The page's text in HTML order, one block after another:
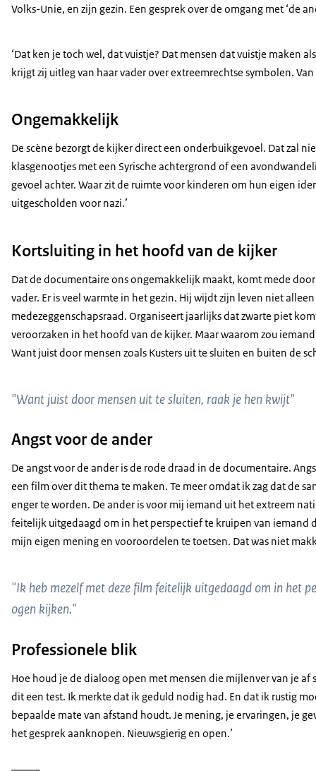
Volks-Unie, en zijn gezin. Een gesprek over de omgang met ‘de
‘Dat ken je toch wel, dat vuistje? Dat mensen dat vuistje maken
krijgt zij uitleg van haar vader over extreemrechtse symbolen.
Ongemakkelijk
De scène bezorgt de kijker direct een onderbuikgevoel. Dat zal
klasgenootjes met een Syrische achtergrond of een
gevoel achter. Waar zit de ruimte voor kinderen om hun eigen
uitgescholden voor nazi.’
Kortsluiting in het hoofd van de kijker
Dat de documentaire ons ongemakkelijk maakt, komt mede
vader. Er is veel warmte in het gezin. Hij wijdt zijn leven niet
medezeggenschapsraad. Organiseert jaarlijks dat zwarte piet
veroorzaken in het hoofd van de kijker. Maar waarom zou
Want juist door mensen zoals Kusters uit te sluiten en buiten de
"Want juist door mensen uit te sluiten, raak je hen kwijt"
Angst voor de ander
De angst voor de ander is de rode draad in de documentaire.
een film over dit thema te maken. Te meer omdat ik zag dat de
enger te worden. De ander is voor mij iemand uit het extreem
feitelijk uitgedaagd om in het perspectief te kruipen van iemand
mijn eigen mening en vooroordelen te toetsen. Dat was niet
"Ik heb mezelf met deze film feitelijk uitgedaagd om in het
ogen kijken."
Professionele blik
Hoe houd je de dialoog open met mensen die mijlenver van je
dit een test. Ik merkte dat ik geduld nodig had. En dat ik rustig
bepaalde mate van afstand houdt. Je mening, je ervaringen, je
het gesprek aanknopen. Nieuwsgierig en open.’